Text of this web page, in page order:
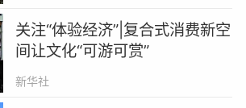
关注“体验经济”|复合式消费新空
间让文化“可游可赏”
新华社